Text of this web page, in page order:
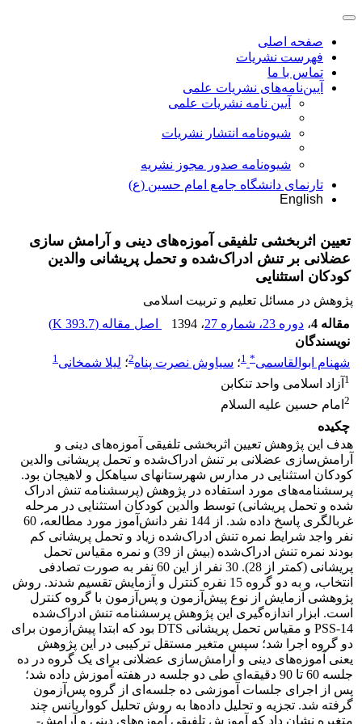
صفحه اصلی
فهرست نشریات
تماس با ما
آیین‌نامه‌های نشریات علمی
آیین نامه نشریات علمی
شیوه‌نامه انتشار نشریات
شیوهنامه صدور مجوز نشریه
تارنمای دانشگاه جامع امام حسین (ع)
English
تعیین اثربخشی تلفیقی آموزه‌های دینی و آرامش سازی
عضلانی بر تنش ادراک‌شده و تحمل پریشانی والدین
کودکان استثنایی
پژوهش در مسائل تعلیم و تربیت اسلامی
مقاله 4
، دوره 23، شماره 27 ، 1394 اصل مقاله (393.7 K
)
نویسندگان
شهنام ابوالقاسمی*
1؛ سیاوش نصرت پناه2؛ لیلا شمخانی1
1 آزاد اسلامی واحد تنکابن
2 امام حسین علیه السلام
چکیده
هدف این پژوهش تعیین اثربخشی تلفیقی آموزه‌های دینی و
آرامش‌سازی عضلانی بر تنش ادراک‌شده و تحمل پریشانی والدین
کودکان استثنایی در مدارس شهرستانهای سیاهکل و لاهیجان بود.
پرسشنامه‌های مورد استفاده در پژوهش (پرسشنامه تنش ادراک
شده و تحمل پریشانی) توسط والدین کودکان استثنایی در مرحله
غربالگری پاسخ داده شد. از 144 نفر دانش‌آموز مورد مطالعه، 60
نفر واجد شرایط نمره تنش ادراک‌شده زیاد و تحمل پریشانی کم
بودند نمره تنش ادراک‌شده (بیش از 39) و نمره مقیاس تحمل
پریشانی (کمتر از 28). 30 نفر از این 60 نفر به صورت تصادفی
انتخاب، و به دو گروه 15 نفره کنترل و آزمایش تقسیم شدند. روش
پژوهشی آزمایش از نوع پیش‌آزمون و پس‌آزمون با گروه کنترل
است. ابزار اندازه‌گیری این پژوهش پرسشنامه تنش ادراک‌شده
PSS-14 و مقیاس تحمل پریشانی DTS بود که ابتدا پیش‌آزمون برای
دو گروه اجرا شد؛ سپس متغیر مستقل ترکیبی در این پژوهش
یعنی آموزه‌های دینی و آرامش‌سازی عضلانی برای یک گروه در ده
جلسه 60 تا 90 دقیقه‌ای طی دو جلسه در هفته آموزش داده شد؛
پس از اجرای جلسات آموزشی ده جلسه‌ای از گروه پس‌آزمون
گرفته شد. تجزیه و تحلیل داده‌ها به روش تحلیل کوواریانس چند
متغیره نشان داد که آموزش تلفیقی آموزه‌های دینی و آرامش-